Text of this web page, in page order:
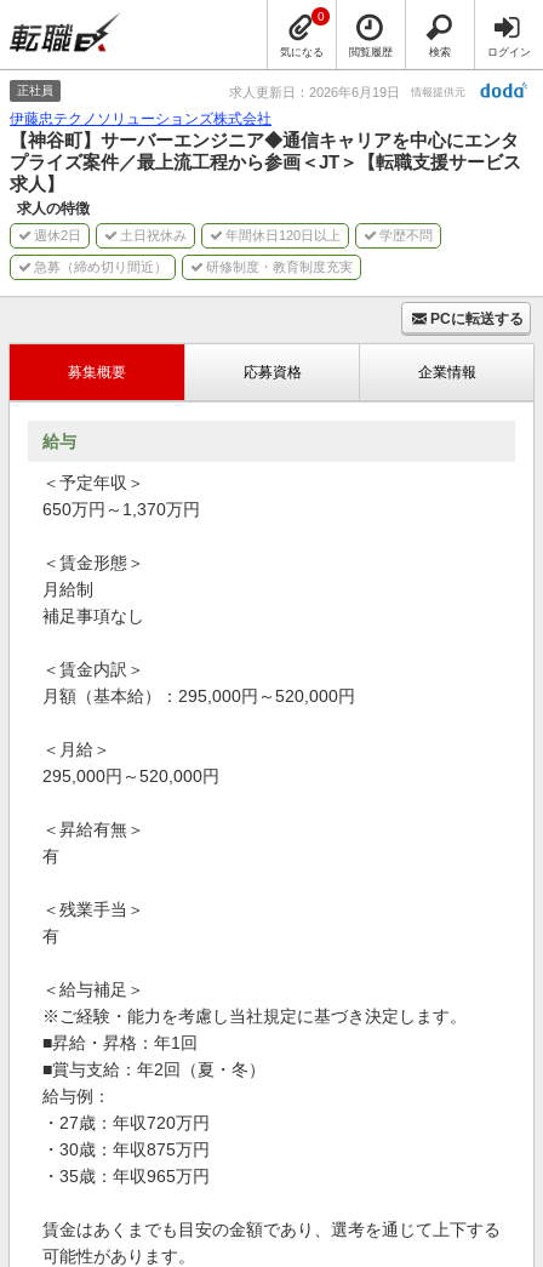
気になる
0
閲覧履歴 検索 ログイン
正社員 求人更新日：2026年6月19日 情報提供元
伊藤忠テクノソリューションズ株式会社
【神谷町】サーバーエンジニア◆通信キャリアを中心にエンタ
プライズ案件／最上流工程から参画＜JT＞【転職支援サービス
求人】
求人の特徴
週休2日 土日祝休み 年間休日120日以上 学歴不問
急募（締め切り間近） 研修制度・教育制度充実
PCに転送する
募集概要 応募資格 企業情報
給与
＜予定年収＞
650万円～1,370万円
＜賃金形態＞
月給制
補足事項なし
＜賃金内訳＞
月額（基本給）：295,000円～520,000円
＜月給＞
295,000円～520,000円
＜昇給有無＞
有
＜残業手当＞
有
＜給与補足＞
※ご経験・能力を考慮し当社規定に基づき決定します。
■昇給・昇格：年1回
■賞与支給：年2回（夏・冬）
給与例：
・27歳：年収720万円
・30歳：年収875万円
・35歳：年収965万円
賃金はあくまでも目安の金額であり、選考を通じて上下する
可能性があります。